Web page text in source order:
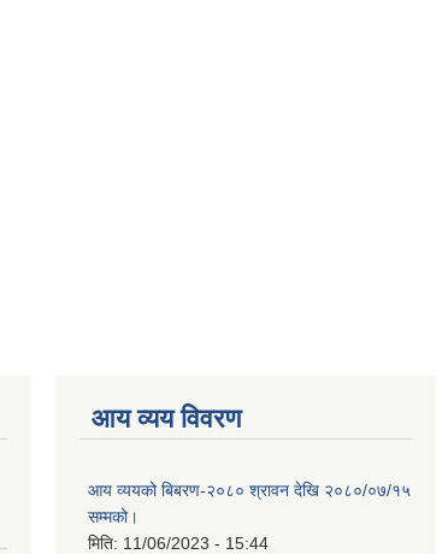
आय व्यय विवरण
आय व्ययको बिबरण-२०८० श्रावन देखि २०८०/०७/१५
सम्मको।
मिति: 11/06/2023 - 15:44